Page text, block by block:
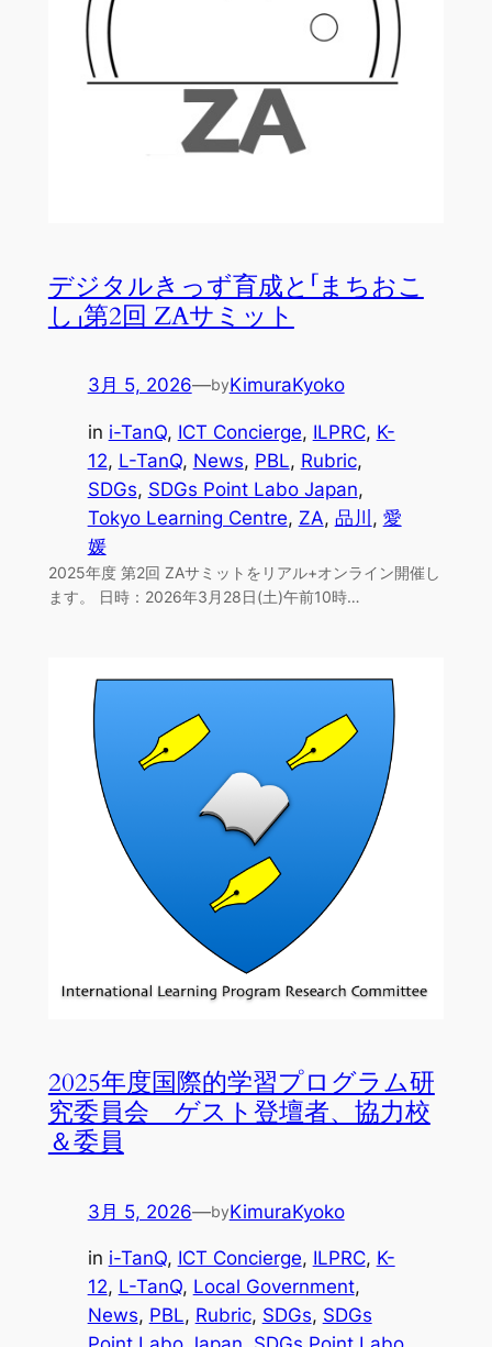
デジタルきっず育成と「まちおこ
し」第2回 ZAサミット
3月 5, 2026—byKimuraKyoko
in i-TanQ, ICT Concierge, ILPRC, K-
12, L-TanQ, News, PBL, Rubric
SDGs, SDGs Point Labo Japan
Tokyo Learning Centre, ZA, 品川 , 愛
媛
2025年度 第2回 ZAサミットをリアル+オンライン開催し
ます。 日時：2026年3月28日(土)午前10時…
2025年度国際的学習プログラム研
究委員会 ゲスト登壇者、協力校
＆委員
3月 5, 2026—byKimuraKyoko
in i-TanQ, ICT Concierge, ILPRC, K-
12, L-TanQ, Local Government
News, PBL, Rubric, SDGs, SDGs